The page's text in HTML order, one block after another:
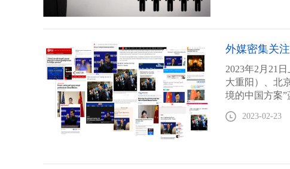
外媒密集关
2023年2月21
大重阳）、北
境的中国方案
2023-02-23